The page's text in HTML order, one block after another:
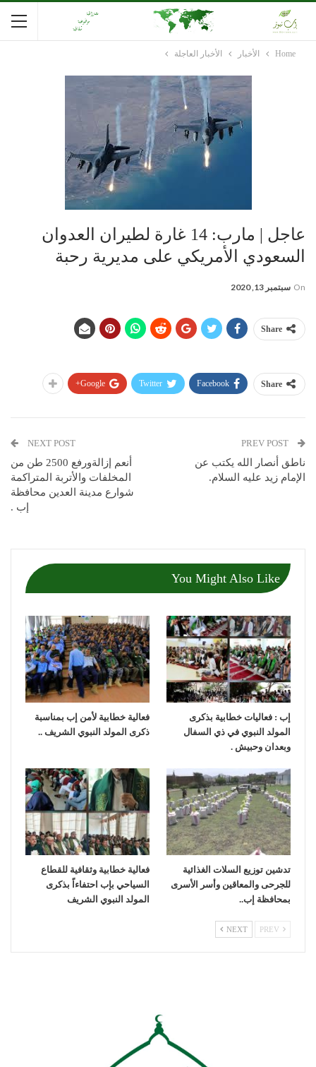
Home الأخبار الأخبار العاجلة
عاجل | مارب: 14 غارة لطيران العدوان
السعودي الأمريكي على مديرية رحبة
On سبتمبر 13, 2020
Share
Share
Facebook
Twitter
Google+
ناطق أنصار الله يكتب عن
الإمام زيد عليه السلام.
NEXT POST
أنعم إزالةورفع 2500 طن من
المخلفات واﻷتربة المتراكمة
شوارع مدينة العدين محافظة
إب .
You Might Also Like
إب : فعاليات خطابية بذكرى
المولد النبوي في ذي السفال
وبعدان وحبيش .
فعالية خطابية لأمن إب بمناسبة
ذكرى المولد النبوي الشريف ..
تدشين توزيع السلات الغذائية
للجرحى والمعاقين وأسر الأسرى
بمحافظة إب..
فعالية خطابية وثقافية للقطاع
السياحي بإب احتفاءاً بذكرى
المولد النبوي الشريف
NEXT